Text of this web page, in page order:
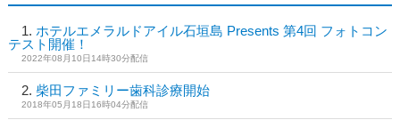
ホテルエメラルドアイル石垣島 Presents 第4回 フォトコン
テスト開催！
2022年08月10日14時30分配信
柴田ファミリー歯科診療開始
2018年05月18日16時04分配信